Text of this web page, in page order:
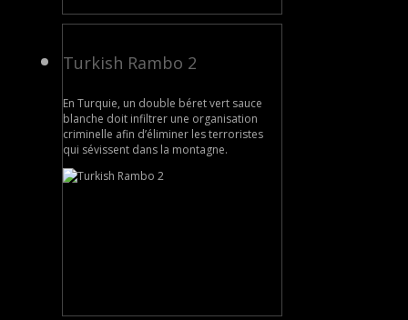
Turkish Rambo 2
En Turquie, un double béret vert sauce
blanche doit infiltrer une organisation
criminelle afin d’éliminer les terroristes
qui sévissent dans la montagne.